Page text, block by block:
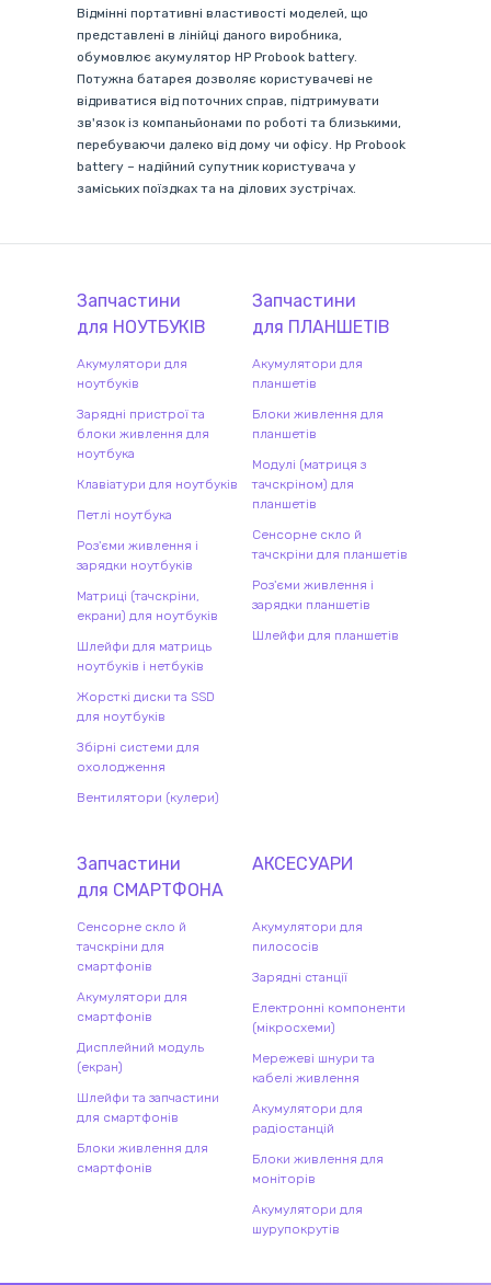
Відмінні портативні властивості моделей, що
представлені в лінійці даного виробника,
обумовлює акумулятор HP Probook battery.
Потужна батарея дозволяє користувачеві не
відриватися від поточних справ, підтримувати
зв'язок із компаньйонами по роботі та близькими,
перебуваючи далеко від дому чи офісу. Нp Probook
battery – надійний супутник користувача у
заміських поїздках та на ділових зустрічах.
Запчастини
для НОУТБУКІВ
Акумулятори для
ноутбуків
Зарядні пристрої та
блоки живлення для
ноутбука
Клавіатури для ноутбуків
Петлі ноутбука
Роз'єми живлення і
зарядки ноутбуків
Матриці (тачскріни,
екрани) для ноутбуків
Шлейфи для матриць
ноутбуків і нетбуків
Жорсткі диски та SSD
для ноутбуків
Збірні системи для
охолодження
Вентилятори (кулери)
Запчастини
для ПЛАНШЕТІВ
Акумулятори для
планшетів
Блоки живлення для
планшетів
Модулі (матриця з
тачскріном) для
планшетів
Сенсорне скло й
тачскріни для планшетів
Роз'єми живлення і
зарядки планшетів
Шлейфи для планшетів
Запчастини
для СМАРТФОНА
Сенсорне скло й
тачскріни для
смартфонів
Акумулятори для
смартфонів
Дисплейний модуль
(екран)
Шлейфи та запчастини
для смартфонів
Блоки живлення для
смартфонів
АКСЕСУАРИ
Акумулятори для
пилососів
Зарядні станції
Електронні компоненти
(мікросхеми)
Мережеві шнури та
кабелі живлення
Акумулятори для
радіостанцій
Блоки живлення для
моніторів
Акумулятори для
шурупокрутів